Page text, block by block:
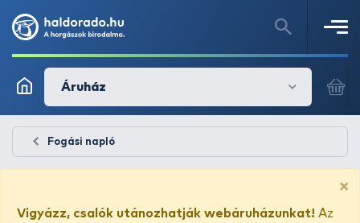
Áruház
Fogási napló
×
Vigyázz, csalók utánozhatják webáruházunkat! Az